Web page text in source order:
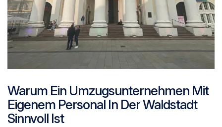
Warum Ein Umzugsunternehmen Mit
Eigenem Personal In Der Waldstadt
Sinnvoll Ist